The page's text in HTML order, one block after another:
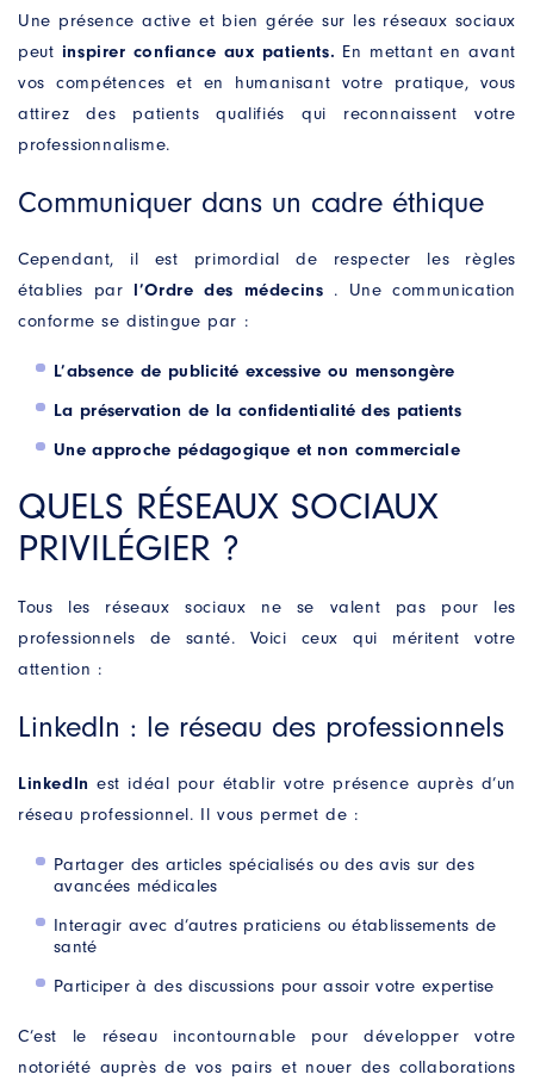
Une présence active et bien gérée sur les réseaux sociaux
peut inspirer confiance aux patients. En mettant en avant
vos compétences et en humanisant votre pratique, vous
attirez des patients qualifiés qui reconnaissent votre
professionnalisme.
Communiquer dans un cadre éthique
Cependant, il est primordial de respecter les règles
établies par l’Ordre des médecins . Une communication
conforme se distingue par :
L’absence de publicité excessive ou mensongère
La préservation de la confidentialité des patients
Une approche pédagogique et non commerciale
QUELS RÉSEAUX SOCIAUX
PRIVILÉGIER ?
Tous les réseaux sociaux ne se valent pas pour les
professionnels de santé. Voici ceux qui méritent votre
attention :
LinkedIn : le réseau des professionnels
LinkedInest idéal pour établir votre présence auprès d’un
réseau professionnel. Il vous permet de :
Partager des articles spécialisés ou des avis sur des
avancées médicales
Interagir avec d’autres praticiens ou établissements de
santé
Participer à des discussions pour assoir votre expertise
C’est le réseau incontournable pour développer votre
notoriété auprès de vos pairs et nouer des collaborations
Contactez-nous
Remplissez notre formulaire, nous prendrons soin
de vous répondre dans les plus brefs délais.